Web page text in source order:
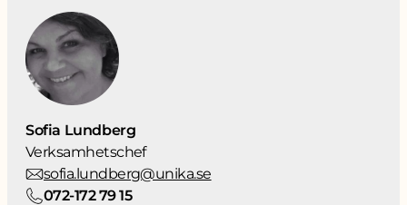
Sofia Lundberg
Verksamhetschef
sofia.lundberg@unika.se
072-172 79 15